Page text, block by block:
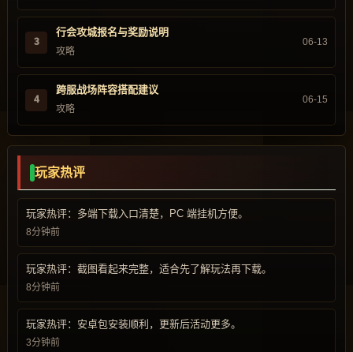
3
行会攻城报名与奖励说明
攻略
06-13
4
跨服战场阵容搭配建议
攻略
06-15
玩家热评
玩家热评：多端下载入口清楚，PC 端挂机方便。
8分钟前
玩家热评：截图看起来完整，适合先了解玩法再下载。
8分钟前
玩家热评：安卓包安装顺利，更新后活动更多。
3分钟前